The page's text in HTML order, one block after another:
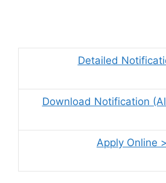
Detailed
Download Notification
Apply Online